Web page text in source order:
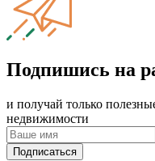
Подпишись на
и получай только
недвижимости
Подписаться